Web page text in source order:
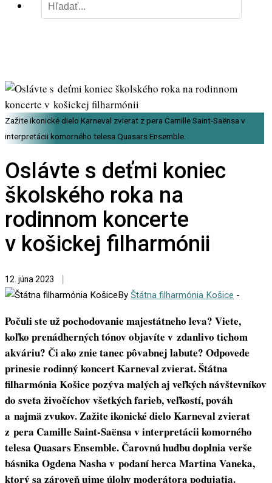
Zažite ikonické dielo Karneval zvierat z pera Camille Saint-Saënsa v
interpretácii komorného telesa Quasars Ensemble.
Oslávte s deťmi koniec
školského roka na
rodinnom koncerte
v košickej filharmónii
12. júna 2023
By Štátna filharmónia Košice -
Počuli ste už pochodovanie majestátneho leva? Viete,
koľko prenádherných tónov objavíte v zdanlivo tichom
akváriu? Či ako znie tanec pôvabnej labute? Odpovede
prinesie rodinný koncert Karneval zvierat. Štátna
filharmónia Košice pozýva malých aj veľkých návštevníkov
do sveta živočíchov všetkých farieb, veľkostí, pováh
a najmä zvukov. Zažite ikonické dielo Karneval zvierat
z pera Camille Saint-Saënsa v interpretácii komorného
telesa Quasars Ensemble. Čarovnú hudbu doplnia verše
básnika Ogdena Nasha v podaní herca Martina Vaneka,
ktorý sa zároveň ujme úlohy moderátora podujatia.